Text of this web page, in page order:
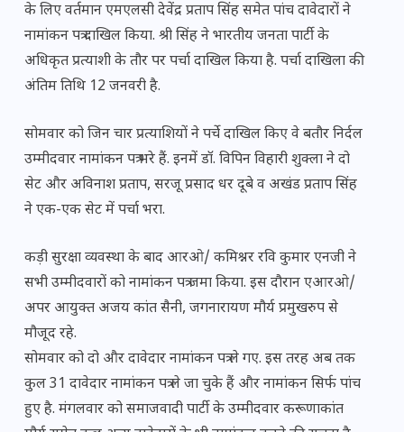
के लिए वर्तमान एमएलसी देवेंद्र प्रताप सिंह समेत पांच दावेदारों ने
नामांकन पत्र दाखिल किया. श्री सिंह ने भारतीय जनता पार्टी के
अधिकृत प्रत्याशी के तौर पर पर्चा दाखिल किया है. पर्चा दाखिला की
अंतिम तिथि 12 जनवरी है.
सोमवार को जिन चार प्रत्याशियों ने पर्चे दाखिल किए वे बतौर निर्दल
उम्मीदवार नामांकन पत्र भरे हैं. इनमें डॉ. विपिन विहारी शुक्ला ने दो
सेट और अविनाश प्रताप, सरजू प्रसाद धर दूबे व अखंड प्रताप सिंह
ने एक-एक सेट में पर्चा भरा.
कड़ी सुरक्षा व्यवस्था के बाद आरओ/ कमिश्नर रवि कुमार एनजी ने
सभी उम्मीदवारों को नामांकन पत्र जमा किया. इस दौरान एआरओ/
अपर आयुक्त अजय कांत सैनी, जगनारायण मौर्य प्रमुखरुप से
मौजूद रहे.
सोमवार को दो और दावेदार नामांकन पत्र ले गए. इस तरह अब तक
कुल 31 दावेदार नामांकन पत्र ले जा चुके हैं और नामांकन सिर्फ पांच
हुए है. मंगलवार को समाजवादी पार्टी के उम्मीदवार करूणाकांत